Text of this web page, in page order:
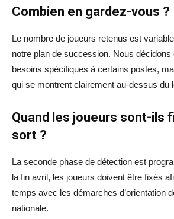
Combien en gardez-vous ?
Le nombre de joueurs retenus est
notre plan de succession. Nous décidons
besoins spécifiques à certains postes,
qui se montrent clairement au-dessus du
Quand les joueurs sont-ils
sort ?
La seconde phase de détection est
la fin avril, les joueurs doivent être fixés
temps avec les démarches d’orientation
nationale.